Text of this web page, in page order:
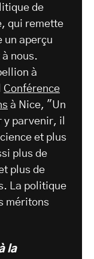
de
qui remette
un aperçu
nous.
à
Conférence
à Nice, "Un
y parvenir, il
et plus
plus de
plus de
La politique
méritons
la